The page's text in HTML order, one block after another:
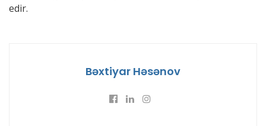
edir.
Bəxtiyar Həsənov